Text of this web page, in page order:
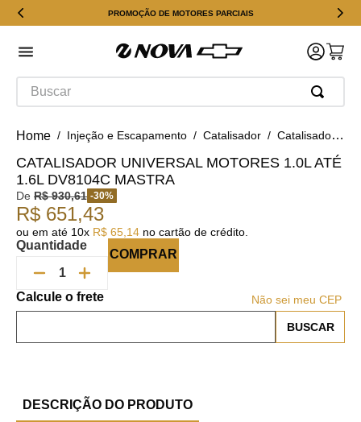
PROMOÇÃO DE MOTORES PARCIAIS
Buscar
Injeção e Escapamento Catalisador Catalisador Universal motores 1.0L até 1.6L DV8104C Mastra
CATALISADOR UNIVERSAL MOTORES 1.0L ATÉ
1.6L DV8104C MASTRA
De R$ 930,61 -30%
R$ 651,43
ou em até 10x R$ 65 14 no cartão de crédito.
Quantidade
COMPRAR
Não sei meu CEP
DESCRIÇÃO DO PRODUTO